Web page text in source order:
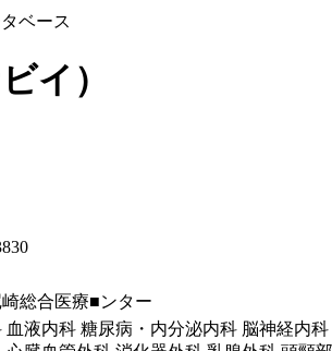
ベース
イ）
総合医療■ンター
血液内科 糖尿病・内分泌内科 脳神経内